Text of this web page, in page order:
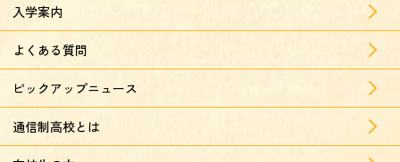
入学案内
よくある質問
ピックアップニュース
通信制高校とは